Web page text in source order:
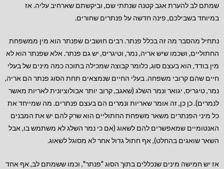
שמתם לב להערת אגב קטנה שנתתי שם, וביקשתם שארחיב עליה. אז
במיוחד בשבילכם, פינה חדשה על פנתרים שחורים.
נתחיל מהסבר מה זה בכלל פנתר. רבים חושבים שפנתר הוא מין ממשפחת
החתוליים, ושכמו שיש אריה, נמר, וטיגריס, יש גם פנתר. אלא שפנתר הוא לא
מין בודד, הוא בעצם סוג, כלומר קבוצה שמכילה בתוכה כמה מינים של בעלי
חיים שהם קרובי משפחה. בעלי החיים שנמצאים תחת הסוג פנתר הם אריה,
נמר, טיגריס, יגואר ונמר השלג (שאגב, קרוב יותר אבולוציונית לאריות מאשר
לנמרים). כן כן, זה אומר שאריות ונמרים הם בעצם פנתרים. מה שמייחד את
כל מיני הפנתרים משאר משפחת החתוליים הוא שרק להם יש את המבנים
האנטומיים שמאפשרים להם לשאוג (אם כי נמר השלג לא משתמש בו, אבל
השאר שואגים בהחלט), אף חתול גדול אחר לא מסוגל לשאוג.
אז יש חמישה מינים שנכללים בתוך הסוג "פנתר", וכמו ששמתם לב, אף אחד